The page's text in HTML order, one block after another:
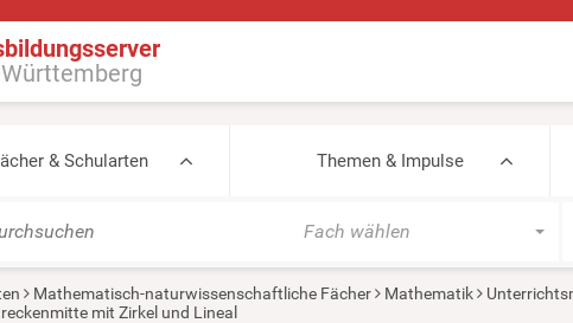
& Schularten Themen & Impulse
Fach wählen
Mathematisch-naturwissenschaftliche Fächer Mathematik
mit Zirkel und Lineal